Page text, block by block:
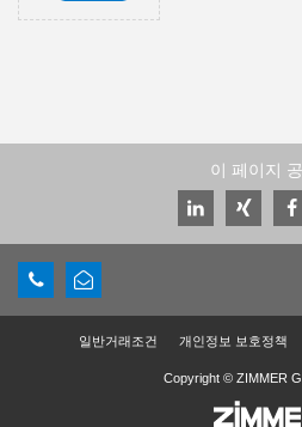
이 페이지
일반거래조건 개인정보 보호정책
Copyright © ZIMMER